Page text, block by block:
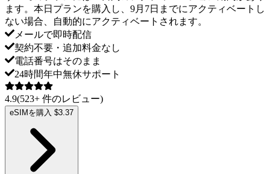
ます。本日プランを購入し、9月7日までにアクティベートし
ない場合、自動的にアクティベートされます。
メールで即時配信
契約不要・追加料金なし
電話番号はそのまま
24時間年中無休サポート
4.9(523+ 件のレビュー)
eSIMを購入 $3.37